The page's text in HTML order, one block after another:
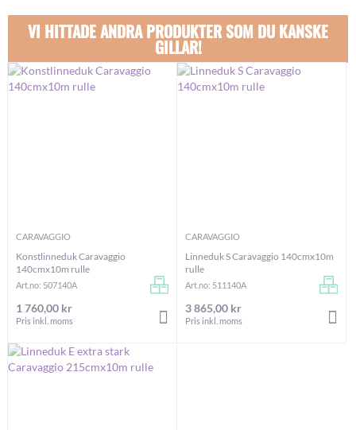
VI HITTADE ANDRA PRODUKTER SOM DU KANSKE
GILLAR!
CARAVAGGIO
Konstlinneduk Caravaggio
140cmx10m rulle
Art.no: 507140A
1 760,00 kr
Pris inkl. moms LÄGG I VARUKORGEN
CARAVAGGIO
Linneduk S Caravaggio 140cmx10m
rulle
Art.no: 511140A
3 865,00 kr
Pris inkl. moms